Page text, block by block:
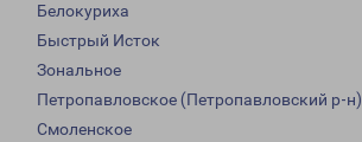
Белокуриха
Быстрый Исток
Зональное
Петропавловское (Петропавловский р-н)
Смоленское